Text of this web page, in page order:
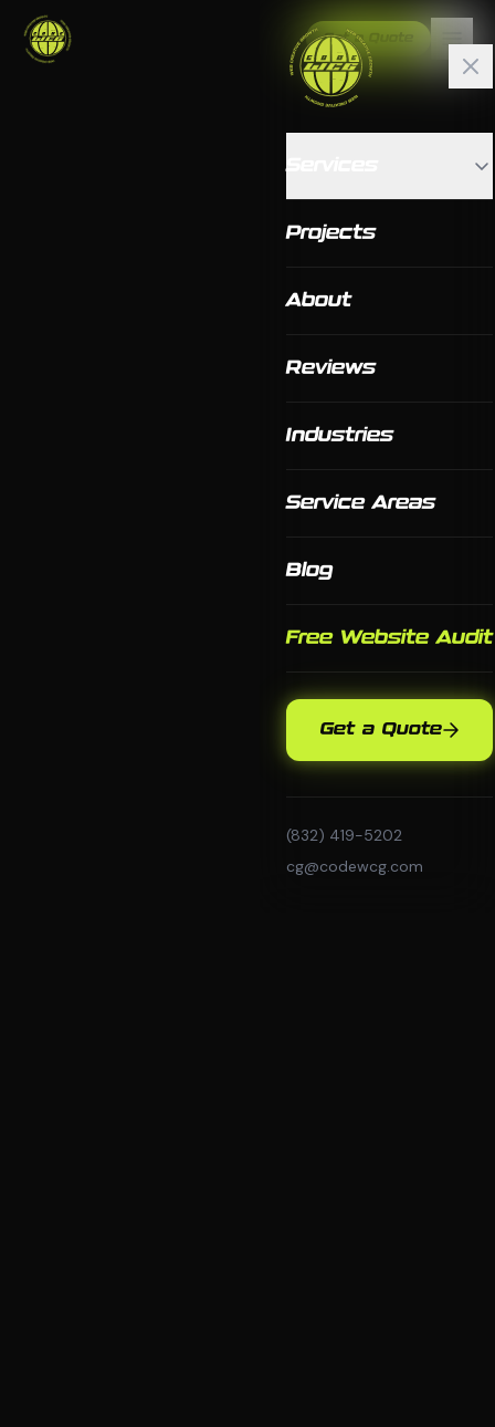
Get a Quote
Projects
About
Reviews
Industries
Service Areas
Blog
Free Website Audit
Get a Quote
(832) 419-5202
cg@codewcg.com